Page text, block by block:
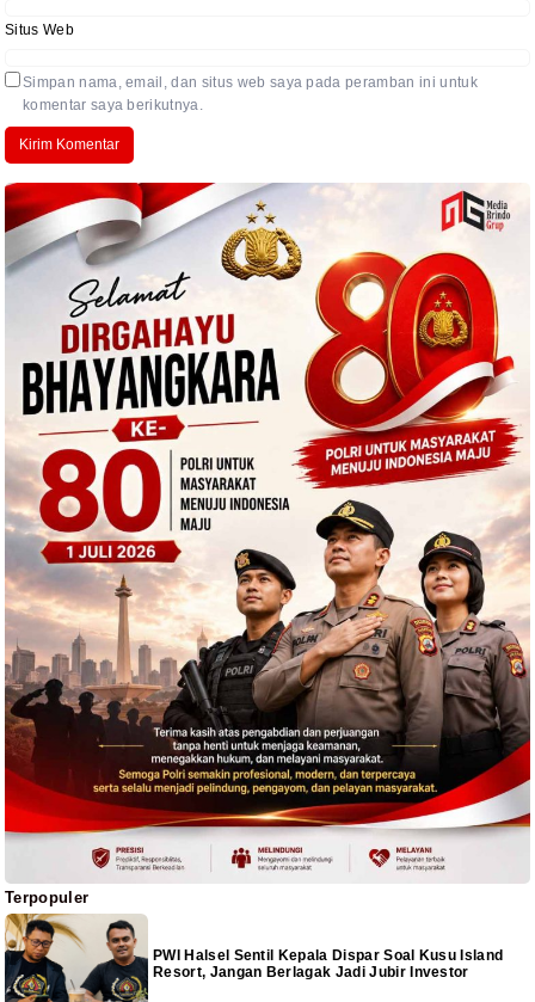
Situs Web
Simpan nama, email, dan situs web saya pada peramban ini untuk
komentar saya berikutnya.
Terpopuler
PWI Halsel Sentil Kepala Dispar Soal Kusu Island
Resort, Jangan Berlagak Jadi Jubir Investor